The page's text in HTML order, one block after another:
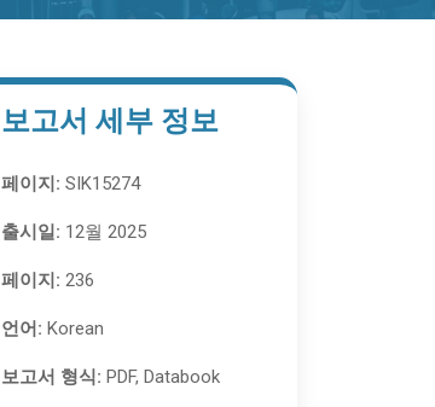
보고서 세부 정보
페이지: SIK15274
출시일: 12월 2025
페이지: 236
언어: Korean
보고서 형식: PDF, Databook